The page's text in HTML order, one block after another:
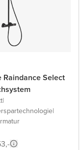
Raindance Select
|
|